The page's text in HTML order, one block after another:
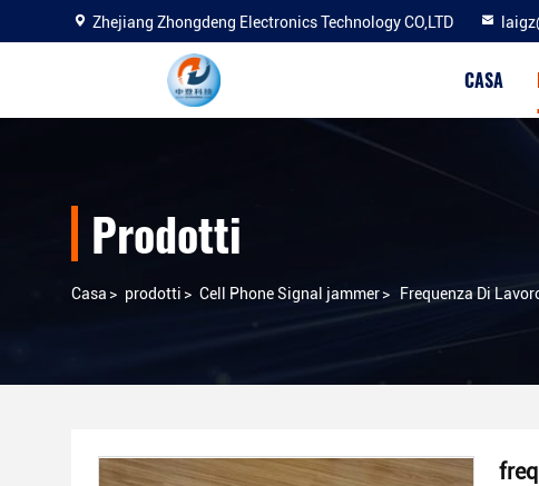
Zhejiang Zhongdeng Electronics Technology CO,LTD
CASA
Prodotti
Casa > prodotti > Cell Phone Signal jammer> Frequenza Di